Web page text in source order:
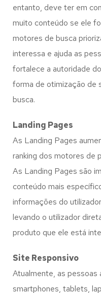
entanto, deve ter em
muito conteúdo se ele
motores de busca
interessa e ajuda as
fortalece a autoridade
forma de otimização de
busca.
Landing Pages
As Landing Pages
ranking dos motores de
As Landing Pages são
conteúdo mais
informações do
levando o utilizador
produto que ele está
Site Responsivo
Atualmente, as pessoas
smartphones, tablets,